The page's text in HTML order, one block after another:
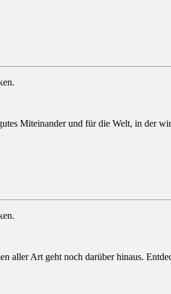
Miteinander und für die Welt, in der
aller Art geht noch darüber hinaus.